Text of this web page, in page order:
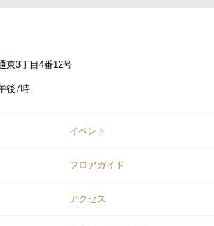
東3丁目4番12号
後7時
イベント
フロアガイド
アクセス